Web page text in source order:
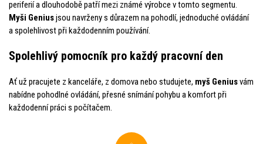
periferií a dlouhodobě patří mezi známé výrobce v tomto segmentu.
Myši Geniusjsou navrženy s důrazem na pohodlí, jednoduché ovládání
a spolehlivost při každodenním používání.
Spolehlivý pomocník pro každý pracovní den
Ať už pracujete z kanceláře, z domova nebo studujete, myš Geniusvám
nabídne pohodlné ovládání, přesné snímání pohybu a komfort při
každodenní práci s počítačem.